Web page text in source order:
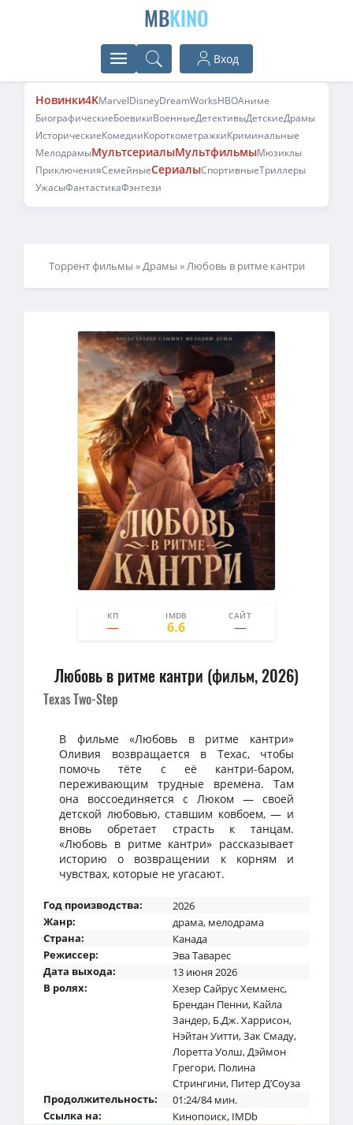
MBKINO
Вход
Новинки4KMarvelDisneyDreamWorksHBOАниме
БиографическиеБоевикиВоенныеДетективыДетскиеДрамы
ИсторическиеКомедииКороткометражкиКриминальные
МелодрамыМультсериалыМультфильмыМюзиклы
ПриключенияСемейныеСериалыСпортивныеТриллеры
УжасыФантастикаФэнтези
Торрент фильмы »Драмы » Любовь в ритме кантри
КП IMDB
6.6
САЙТ
00
Любовь в ритме кантри (фильм, 2026)
Texas Two-Step
В фильме «Любовь в ритме кантри»
Оливия возвращается в Техас, чтобы
помочь тёте с её кантри-баром,
переживающим трудные времена. Там
она воссоединяется с Люком — своей
детской любовью, ставшим ковбоем, — и
вновь обретает страсть к танцам.
«Любовь в ритме кантри» рассказывает
историю о возвращении к корням и
чувствах, которые не угасают.
Год производства:
2026
Жанр:
драма, мелодрама
Страна:
Канада
Режиссер:
Эва Таварес
Дата выхода:
13 июня 2026
В ролях:
Хезер Сайрус Хемменс,
Брендан Пенни, Кайла
Зандер, Б.Дж. Харрисон,
Нэйтан Уитти,Зак Смаду,
Лоретта Уолш,Дэймон
Грегори, Полина
Стрингини, Питер Д’Соуза
Продолжительность:
01:24/84 мин.
Ссылка на:
Кинопоиск, IMDb